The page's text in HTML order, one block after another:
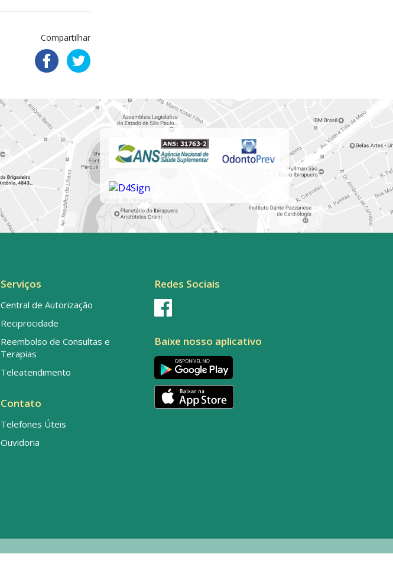
Compartilhar
Serviços
Central de Autorização
Reciprocidade
Reembolso de Consultas e
Terapias
Teleatendimento
Contato
Telefones Úteis
Ouvidoria
Redes Sociais
Baixe nosso aplicativo